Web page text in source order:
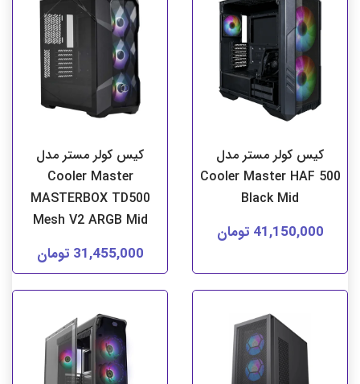
کیس کولر مستر مدل
Cooler Master HAF 500
Black Mid
41,150,000 تومان
کیس کولر مستر مدل
Cooler Master
MASTERBOX TD500
Mesh V2 ARGB Mid
31,455,000 تومان